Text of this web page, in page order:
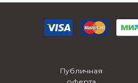
Публичная